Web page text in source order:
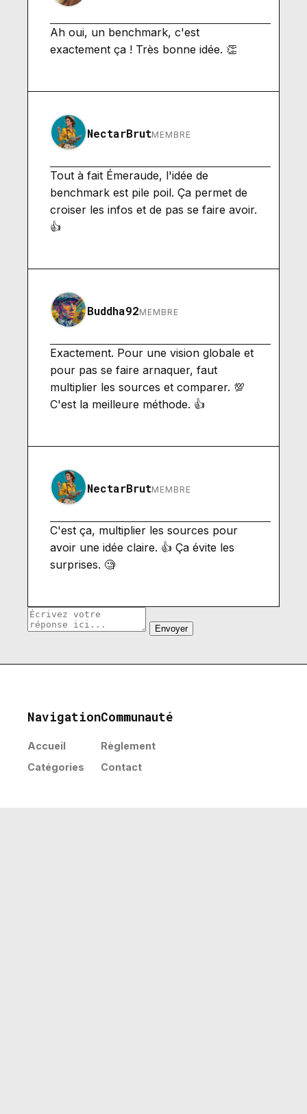
Ah oui, un benchmark, c'est
exactement ça ! Très bonne idée. 👏
NectarBrutMEMBRE
Tout à fait Émeraude, l'idée de
benchmark est pile poil. Ça permet de
croiser les infos et de pas se faire avoir.
👍
Buddha92MEMBRE
Exactement. Pour une vision globale et
pour pas se faire arnaquer, faut
multiplier les sources et comparer. 💯
C'est la meilleure méthode. 👍
NectarBrutMEMBRE
C'est ça, multiplier les sources pour
avoir une idée claire. 👍 Ça évite les
surprises. 🧐
Envoyer
Navigation
Accueil
Catégories
Communauté
Règlement
Contact